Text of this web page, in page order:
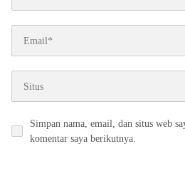
Simpan nama, email, dan situs web
komentar saya berikutnya.